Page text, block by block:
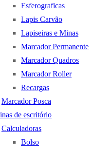
Esferograficas
Lapis Carvão
Lapiseiras e Minas
Marcador Permanente
Marcador Quadros
Marcador Roller
Recargas
Marcador Posca
de escritório
Calculadoras
Bolso